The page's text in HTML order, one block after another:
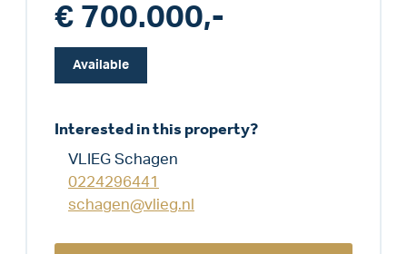
€ 700.000,-
Available
Interested in this property?
VLIEG Schagen
0224296441
schagen@vlieg.nl